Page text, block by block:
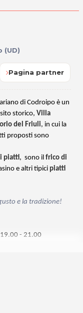
(UD)
Pagina partner
di Codroipo è un
storico, Villa
del Friuli, in cui la
proposti sono
piatti, sono il frico di
e altri tipici piatti
e la tradizione!
- 21.00